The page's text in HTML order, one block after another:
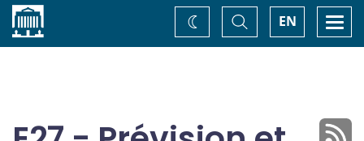
Accueil EN
Basculer
la
recherche
Changez
de